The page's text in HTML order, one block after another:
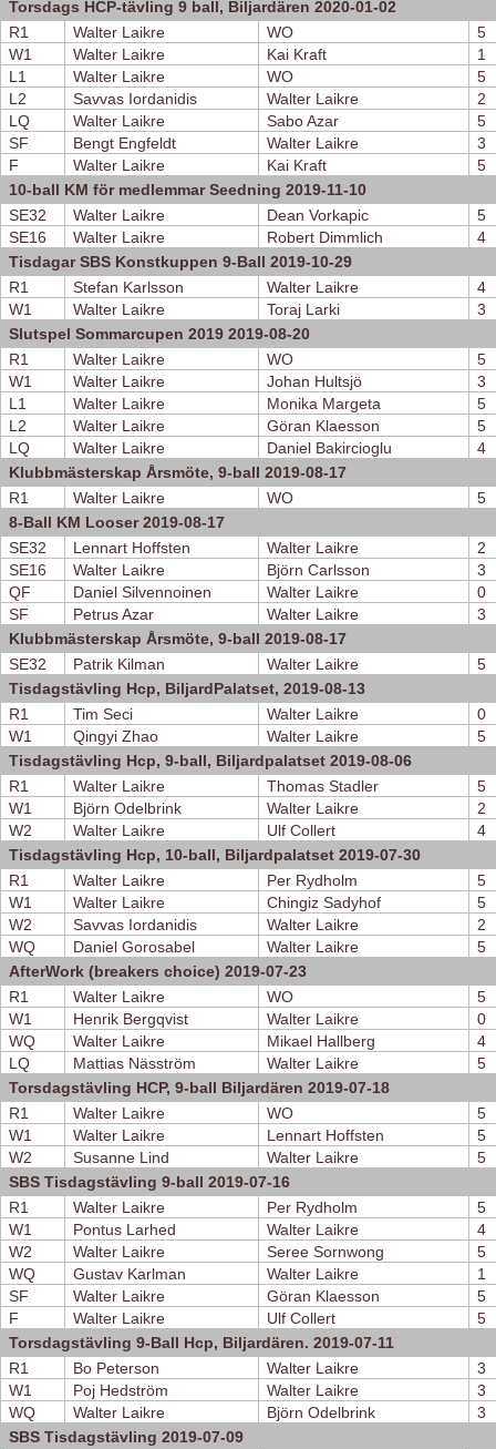
Torsdags HCP-tävling 9 ball, Biljardären 2020-01-02
R1
Walter Laikre WO
5
W1
Walter Laikre Kai Kraft
1
L1
Walter Laikre WO
5
L2
Savvas Iordanidis Walter Laikre
2
LQ
Walter Laikre Sabo Azar
5
SF
Bengt Engfeldt Walter Laikre
3
F
Walter Laikre Kai Kraft
5
10-ball KM för medlemmar Seedning 2019-11-10
SE32
Walter Laikre Dean Vorkapic
5
SE16
Walter Laikre Robert Dimmlich
4
Tisdagar SBS Konstkuppen 9-Ball 2019-10-29
R1
Stefan Karlsson Walter Laikre
4
W1
Walter Laikre Toraj Larki
3
Slutspel Sommarcupen 2019 2019-08-20
R1
Walter Laikre WO
5
W1
Walter Laikre Johan Hultsjö
3
L1
Walter Laikre Monika Margeta
5
L2
Walter Laikre Göran Klaesson
5
LQ
Walter Laikre Daniel Bakircioglu
4
Klubbmästerskap Årsmöte, 9-ball 2019-08-17
R1
Walter Laikre WO
5
8-Ball KM Looser 2019-08-17
SE32
Lennart Hoffsten Walter Laikre
2
SE16
Walter Laikre Björn Carlsson
3
QF
Daniel Silvennoinen Walter Laikre
0
SF
Petrus Azar Walter Laikre
3
Klubbmästerskap Årsmöte, 9-ball 2019-08-17
SE32
Patrik Kilman Walter Laikre
5
Tisdagstävling Hcp, BiljardPalatset, 2019-08-13
R1
Tim Seci Walter Laikre
0
W1
Qingyi Zhao Walter Laikre
5
Tisdagstävling Hcp, 9-ball, Biljardpalatset 2019-08-06
R1
Walter Laikre Thomas Stadler
5
W1
Björn Odelbrink Walter Laikre
2
W2
Walter Laikre Ulf Collert
4
Tisdagstävling Hcp, 10-ball, Biljardpalatset 2019-07-30
R1
Walter Laikre Per Rydholm
5
W1
Walter Laikre Chingiz Sadyhof
5
W2
Savvas Iordanidis Walter Laikre
2
WQ
Daniel Gorosabel Walter Laikre
5
AfterWork (breakers choice) 2019-07-23
R1
Walter Laikre WO
5
W1
Henrik Bergqvist Walter Laikre
0
WQ
Walter Laikre Mikael Hallberg
4
LQ
Mattias Näsström Walter Laikre
5
Torsdagstävling HCP, 9-ball Biljardären 2019-07-18
R1
Walter Laikre WO
5
W1
Walter Laikre Lennart Hoffsten
5
W2
Susanne Lind Walter Laikre
5
SBS Tisdagstävling 9-ball 2019-07-16
R1
Walter Laikre Per Rydholm
5
W1
Pontus Larhed Walter Laikre
4
W2
Walter Laikre Seree Sornwong
5
WQ
Gustav Karlman Walter Laikre
1
SF
Walter Laikre Göran Klaesson
5
F
Walter Laikre Ulf Collert
5
Torsdagstävling 9-Ball Hcp, Biljardären. 2019-07-11
R1
Bo Peterson Walter Laikre
3
W1
Poj Hedström Walter Laikre
3
WQ
Walter Laikre Björn Odelbrink
3
SBS Tisdagstävling 2019-07-09